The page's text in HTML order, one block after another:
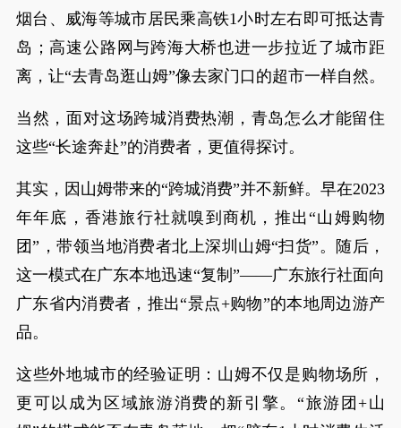
烟台、威海等城市居民乘高铁1小时左右即可抵达青
岛；高速公路网与跨海大桥也进一步拉近了城市距
离，让“去青岛逛山姆”像去家门口的超市一样自然。
当然，面对这场跨城消费热潮，青岛怎么才能留住
这些“长途奔赴”的消费者，更值得探讨。
其实，因山姆带来的“跨城消费”并不新鲜。早在2023
年年底，香港旅行社就嗅到商机，推出“山姆购物
团”，带领当地消费者北上深圳山姆“扫货”。随后，
这一模式在广东本地迅速“复制”——广东旅行社面向
广东省内消费者，推出“景点+购物”的本地周边游产
品。
这些外地城市的经验证明：山姆不仅是购物场所，
更可以成为区域旅游消费的新引擎。“旅游团+山